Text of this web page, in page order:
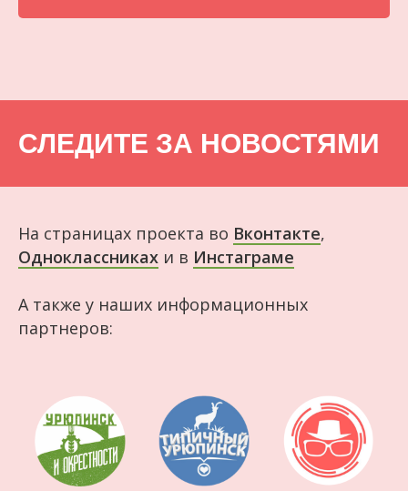
СЛЕДИТЕ ЗА НОВОСТЯМИ
На страницах проекта во Вконтакте,
Одноклассниках и в Инстаграме
А также у наших информационных
партнеров: